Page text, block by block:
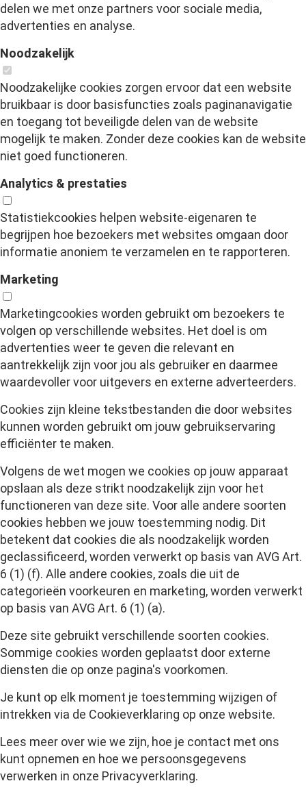
delen we met onze partners voor sociale media,
advertenties en analyse.
Noodzakelijk
Noodzakelijke cookies zorgen ervoor dat een website
bruikbaar is door basisfuncties zoals paginanavigatie
en toegang tot beveiligde delen van de website
mogelijk te maken. Zonder deze cookies kan de website
niet goed functioneren.
Analytics & prestaties
Statistiekcookies helpen website-eigenaren te
begrijpen hoe bezoekers met websites omgaan door
informatie anoniem te verzamelen en te rapporteren.
Marketing
Marketingcookies worden gebruikt om bezoekers te
volgen op verschillende websites. Het doel is om
advertenties weer te geven die relevant en
aantrekkelijk zijn voor jou als gebruiker en daarmee
waardevoller voor uitgevers en externe adverteerders.
Cookies zijn kleine tekstbestanden die door websites
kunnen worden gebruikt om jouw gebruikservaring
efficiënter te maken.
Volgens de wet mogen we cookies op jouw apparaat
opslaan als deze strikt noodzakelijk zijn voor het
functioneren van deze site. Voor alle andere soorten
cookies hebben we jouw toestemming nodig. Dit
betekent dat cookies die als noodzakelijk worden
geclassificeerd, worden verwerkt op basis van AVG Art.
6 (1) (f). Alle andere cookies, zoals die uit de
categorieën voorkeuren en marketing, worden verwerkt
op basis van AVG Art. 6 (1) (a).
Deze site gebruikt verschillende soorten cookies.
Sommige cookies worden geplaatst door externe
diensten die op onze pagina's voorkomen.
Je kunt op elk moment je toestemming wijzigen of
intrekken via de Cookieverklaring op onze website.
Lees meer over wie we zijn, hoe je contact met ons
kunt opnemen en hoe we persoonsgegevens
verwerken in onze Privacyverklaring.